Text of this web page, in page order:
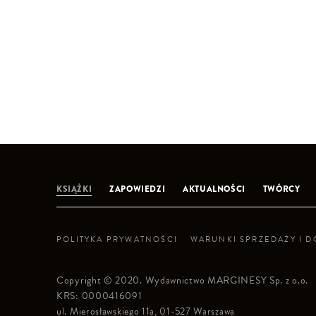
KSIĄŻKI ZAPOWIEDZI AKTUALNOŚCI TWÓRCY
POLITYKA PRYWATNOŚCI WARUNKI SPRZEDAŻY I
Copyright © 2020. Wydawnictwo MARGINESY Sp. z o.o.
KRS: 0000416091
ul. Mierosławskiego 11a, 01-527 Warszawa